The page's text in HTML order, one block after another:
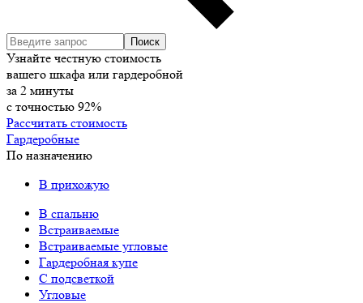
Узнайте честную стоимость
вашего шкафа или гардеробной
за 2 минуты
с точностью 92%
Рассчитать стоимость
Гардеробные
По назначению
В прихожую
В спальню
Встраиваемые
Встраиваемые угловые
Гардеробная купе
С подсветкой
Угловые